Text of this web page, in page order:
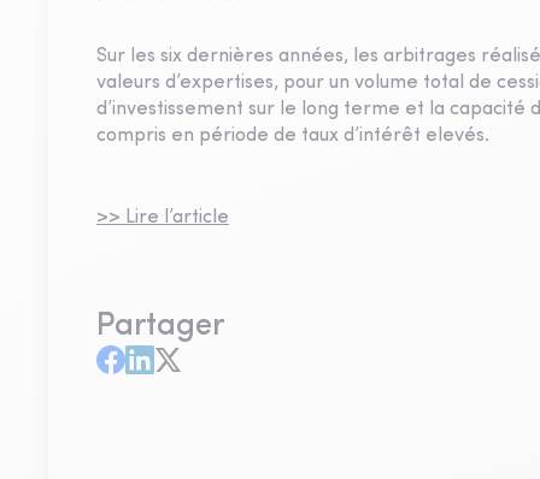
Sur les six dernières années, les arbitrages
valeurs d’expertises, pour un volume total de
d’investissement sur le long terme et la capacité
compris en période de taux d’intérêt elevés.
>> Lire l’article
Partager